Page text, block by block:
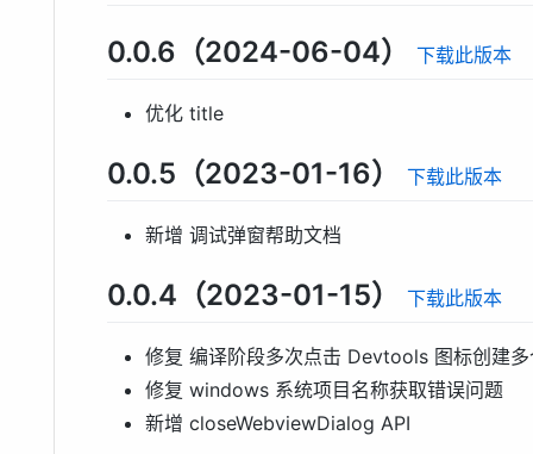
0.0.6（2024-06-04） 下载此版本
优化 title
0.0.5（2023-01-16） 下载此版本
新增 调试弹窗帮助文档
0.0.4（2023-01-15） 下载此版本
修复 编译阶段多次点击 Devtools 图标创建
修复 windows 系统项目名称获取错误问题
新增 closeWebviewDialog API